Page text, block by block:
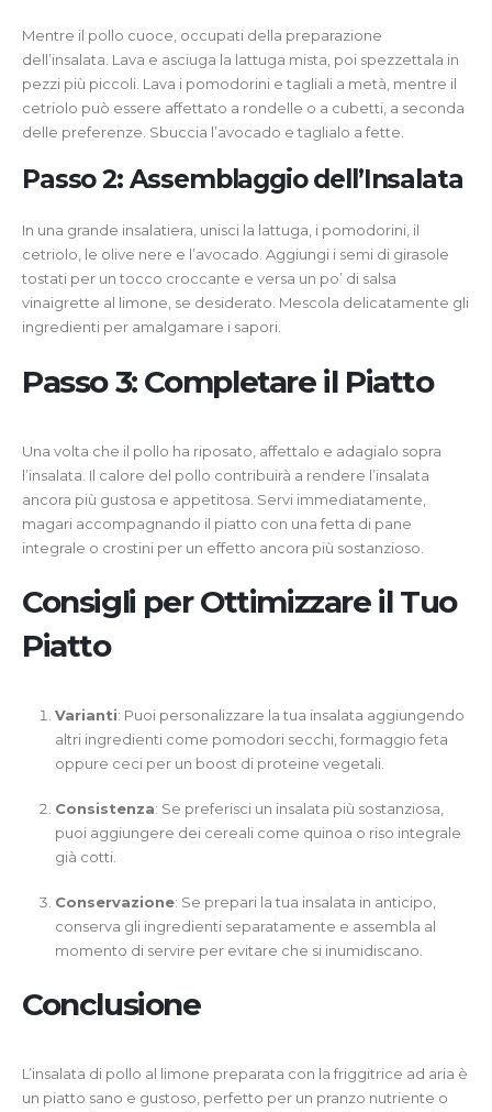
Mentre il pollo cuoce, occupati della preparazione
dell’insalata. Lava e asciuga la lattuga mista, poi spezzettala in
pezzi più piccoli. Lava i pomodorini e tagliali a metà, mentre il
cetriolo può essere affettato a rondelle o a cubetti, a seconda
delle preferenze. Sbuccia l’avocado e taglialo a fette.
Passo 2: Assemblaggio dell’Insalata
In una grande insalatiera, unisci la lattuga, i pomodorini, il
cetriolo, le olive nere e l’avocado. Aggiungi i semi di girasole
tostati per un tocco croccante e versa un po’ di salsa
vinaigrette al limone, se desiderato. Mescola delicatamente gli
ingredienti per amalgamare i sapori.
Passo 3: Completare il Piatto
Una volta che il pollo ha riposato, affettalo e adagialo sopra
l’insalata. Il calore del pollo contribuirà a rendere l’insalata
ancora più gustosa e appetitosa. Servi immediatamente,
magari accompagnando il piatto con una fetta di pane
integrale o crostini per un effetto ancora più sostanzioso.
Consigli per Ottimizzare il Tuo
Piatto
Varianti: Puoi personalizzare la tua insalata aggiungendo
altri ingredienti come pomodori secchi, formaggio feta
oppure ceci per un boost di proteine vegetali.
Consistenza: Se preferisci un insalata più sostanziosa,
puoi aggiungere dei cereali come quinoa o riso integrale
già cotti.
Conservazione: Se prepari la tua insalata in anticipo,
conserva gli ingredienti separatamente e assembla al
momento di servire per evitare che si inumidiscano.
Conclusione
L’insalata di pollo al limone preparata con la friggitrice ad aria è
un piatto sano e gustoso, perfetto per un pranzo nutriente o